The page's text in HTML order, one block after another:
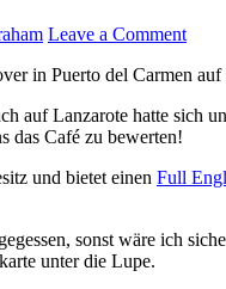
Leave a Comment
auf Lanzarote hatte sich
das Café zu bewerten!
und bietet einen Full
sonst wäre ich
unter die Lupe.